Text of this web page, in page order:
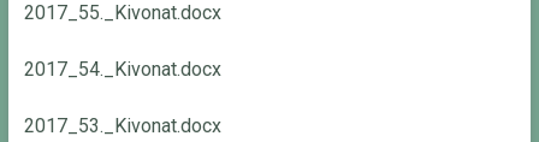
2017_55._Kivonat.docx
2017_54._Kivonat.docx
2017_53._Kivonat.docx